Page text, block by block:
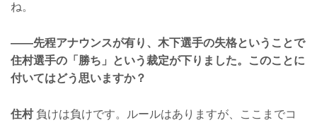
ね。
——先程アナウンスが有り、木下選手の失格ということで
住村選手の「勝ち」という裁定が下りました。このことに
付いてはどう思いますか？
住村負けは負けです。ルールはありますが、ここまでコ